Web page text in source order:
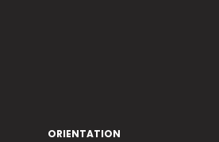
ORIENTATION